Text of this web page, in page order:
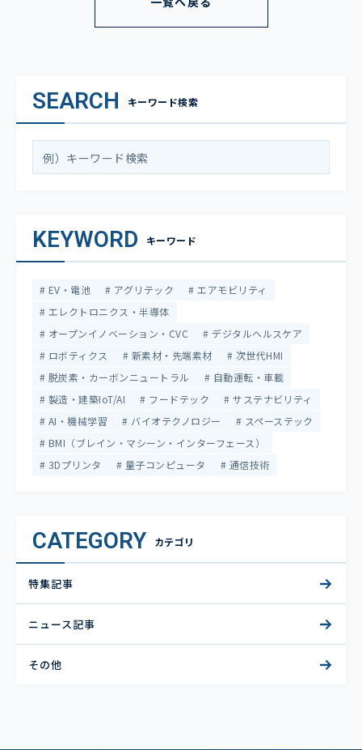
SEARCH キーワード検索
KEYWORD キーワード
EV・電池 アグリテック
エアモビリティ
エレクトロニクス・半導体
オープンイノベーション・CVC
デジタルヘルスケア
ロボティクス
新素材・先端素材
次世代HMI
脱炭素・カーボンニュートラル
自動運転・車載
製造・建築IoT/AI
フードテック
サステナビリティ
AI・機械学習
バイオテクノロジー
スペーステック
BMI（ブレイン・マシーン・インターフェース）
3Dプリンタ
量子コンピュータ 通信技術
CATEGORY カテゴリ
特集記事
ニュース記事
その他